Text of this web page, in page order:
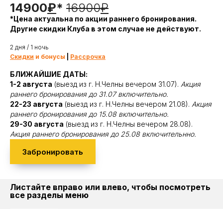
14900₽* 16900₽
*Цена актуальна по акции раннего бронирования.
Другие скидки Клуба в этом случае не действуют.
2 дня / 1 ночь
Скидки и бонусы Рассрочка
БЛИЖАЙШИЕ ДАТЫ:
1-2 августа (выезд из г. Н.Челны вечером 31.07). Акция
раннего бронирования до 31.07 включительно.
22-23 августа (выезд из г. Н.Челны вечером 21.08). Акция
раннего бронирования до 15.08 включительно.
29-30 августа (выезд из г. Н.Челны вечером 28.08).
Акция раннего бронирования до 25.08 включительнно.
Забронировать
Листайте вправо или влево, чтобы посмотреть
все разделы меню